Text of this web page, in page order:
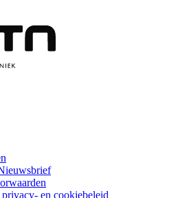
en cookiebeleid